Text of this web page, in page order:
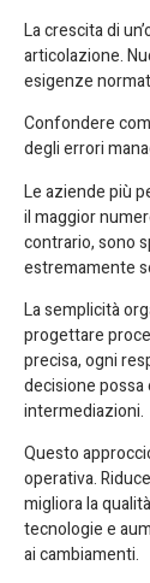
La crescita di
articolazione.
esigenze
Confondere
degli errori
Le aziende più
il maggior
contrario, sono
estremamente
La semplicità
progettare
precisa, ogni
decisione possa
intermediazioni.
Questo
operativa.
migliora la
tecnologie e
ai cambiamenti.